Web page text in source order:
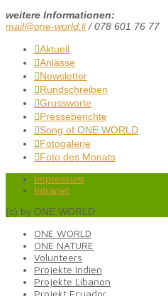
weitere Informationen:
mail@one-world.li/ 078 601 76 77
Aktuell
Anlässe
Newsletter
Rundschreiben
Grussworte
Presseberichte
Song of ONE WORLD
Fotogalerie
Foto des Monats
Impressum
Intranet
(c) by ONE WORLD
ONE WORLD
ONE NATURE
Volunteers
Projekte Indien
Projekte Libanon
Projekt Ecuador